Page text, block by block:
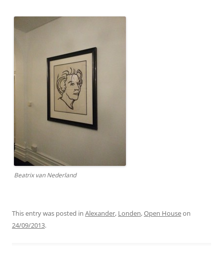
Beatrix van Nederland
This entry was posted in Alexander, Londen,Open Houseon
24/09/2013.